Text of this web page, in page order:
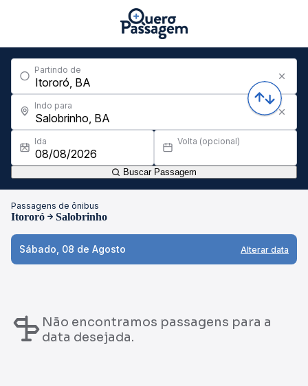
Partindo de
Indo para
Ida Volta (opcional)
Buscar Passagem
Passagens de ônibus
Itororó Salobrinho
Sábado, 08 de Agosto Alterar data
Não encontramos passagens para a
data desejada.